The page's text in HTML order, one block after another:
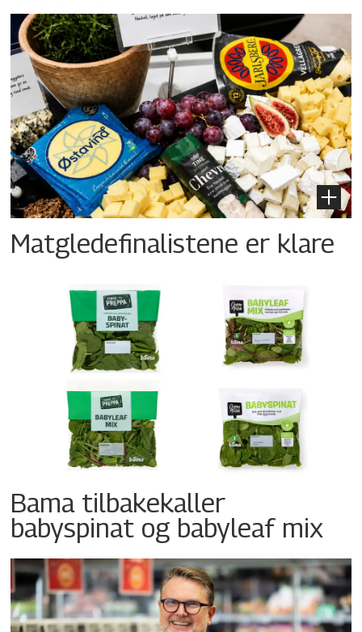
Matgledefinalistene er klare
Bama tilbakekaller
babyspinat og babyleaf mix